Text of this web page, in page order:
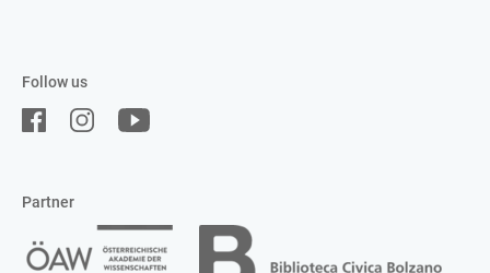
Follow us
Partner